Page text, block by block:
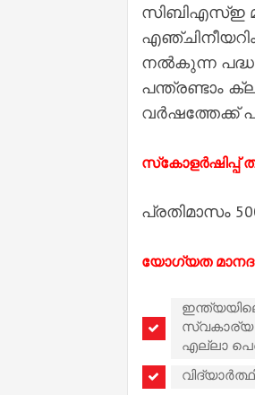
സിബിഎസ്ഇ
നല്‍കുന്ന
പന്ത്രണ്ടാം
വര്‍ഷത്തേക്ക്
സ്‌കോളർഷിപ്പ്
പ്രതിമാസം
യോഗ്യത
സ്വകാര്യ
എല്ലാ